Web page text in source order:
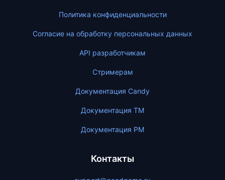
Политика конфиденциальности
Согласие на обработку персональных данных
API разработчикам
Стримерам
Документация Candy
Документация ТМ
Документация PM
Контакты